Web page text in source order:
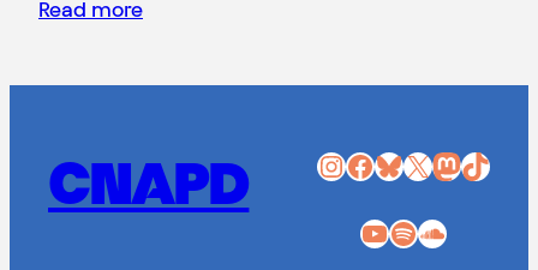
Read more
CNAPD InstagramFacebook Bluesky X Mastodon TikTok
YouTube Spotify SoundCloud